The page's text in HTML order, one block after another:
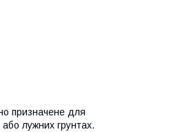
призначене для
або лужних грунтах.